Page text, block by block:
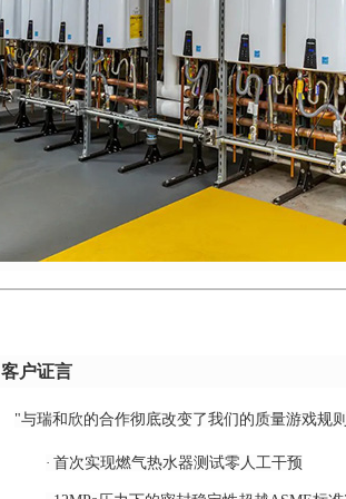
客户证言
"与瑞和欣的合作彻底改变了我们的质量游戏规
· 首次实现燃气热水器测试零人工干预